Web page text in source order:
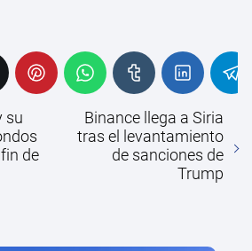
su
de
Binance llega a Siria
tras el levantamiento
de sanciones de
Trump